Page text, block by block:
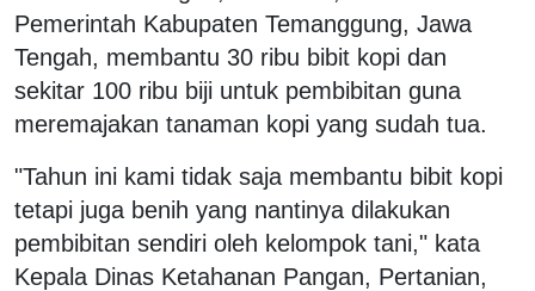
Pemerintah Kabupaten Temanggung, Jawa
Tengah, membantu 30 ribu bibit kopi dan
sekitar 100 ribu biji untuk pembibitan guna
meremajakan tanaman kopi yang sudah tua.
"Tahun ini kami tidak saja membantu bibit kopi
tetapi juga benih yang nantinya dilakukan
pembibitan sendiri oleh kelompok tani," kata
Kepala Dinas Ketahanan Pangan, Pertanian,